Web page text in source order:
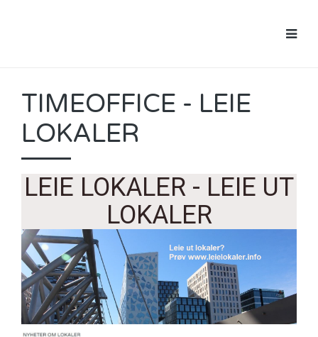
TIMEOFFICE - LEIE
LOKALER
LEIE LOKALER - LEIE UT
LOKALER